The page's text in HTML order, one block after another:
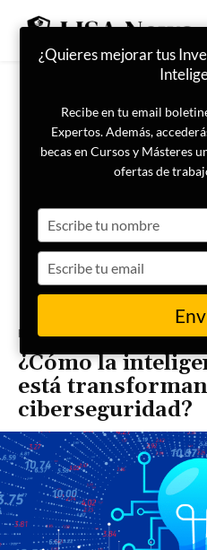
Portada IA Geopolítica Seguridad
¿Cómo la
está
ciberseguridad?
¿Quieres mejorar tus
Recibe en tu email
Expertos. Además,
becas en Cursos y Másteres
ofertas de
your
name
your
email